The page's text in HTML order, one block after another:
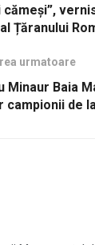
cămeși”,
Țăranului
urmatoare
Minaur Baia
de